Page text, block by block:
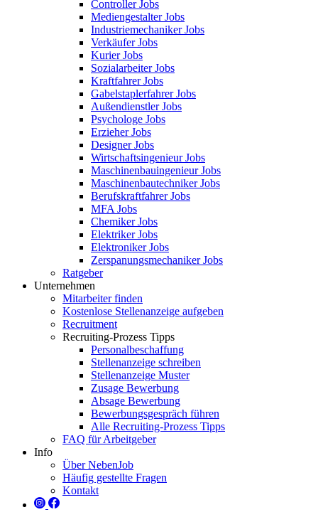
Controller Jobs
Mediengestalter Jobs
Industriemechaniker Jobs
Verkäufer Jobs
Kurier Jobs
Sozialarbeiter Jobs
Kraftfahrer Jobs
Gabelstaplerfahrer Jobs
Außendienstler Jobs
Psychologe Jobs
Erzieher Jobs
Designer Jobs
Wirtschaftsingenieur Jobs
Maschinenbauingenieur Jobs
Maschinenbautechniker Jobs
Berufskraftfahrer Jobs
MFA Jobs
Chemiker Jobs
Elektriker Jobs
Elektroniker Jobs
Zerspanungsmechaniker Jobs
Ratgeber
Unternehmen
Mitarbeiter finden
Kostenlose Stellenanzeige aufgeben
Recruitment
Recruiting-Prozess Tipps
Personalbeschaffung
Stellenanzeige schreiben
Stellenanzeige Muster
Zusage Bewerbung
Absage Bewerbung
Bewerbungsgespräch führen
Alle Recruiting-Prozess Tipps
FAQ für Arbeitgeber
Info
Über NebenJob
Häufig gestellte Fragen
Kontakt